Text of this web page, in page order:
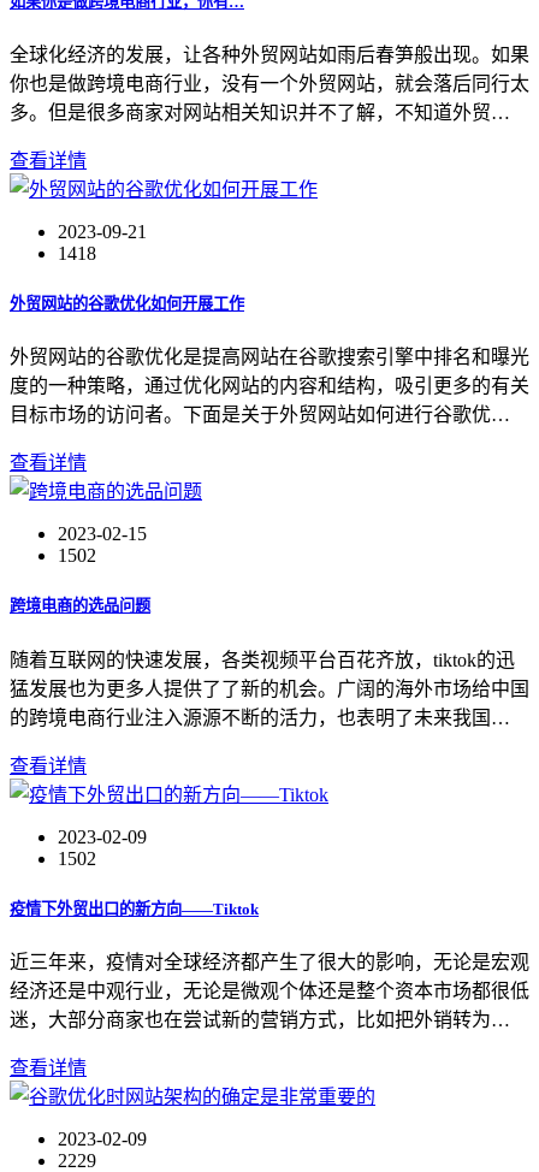
全球化经济的发展，让各种外贸网站如雨后春笋般出现。如果
你也是做跨境电商行业，没有一个外贸网站，就会落后同行太
多。但是很多商家对网站相关知识并不了解，不知道外贸…
查看详情
2023-09-21
1418
外贸网站的谷歌优化如何开展工作
外贸网站的谷歌优化是提高网站在谷歌搜索引擎中排名和曝光
度的一种策略，通过优化网站的内容和结构，吸引更多的有关
目标市场的访问者。下面是关于外贸网站如何进行谷歌优…
查看详情
2023-02-15
1502
跨境电商的选品问题
随着互联网的快速发展，各类视频平台百花齐放，tiktok的迅
猛发展也为更多人提供了了新的机会。广阔的海外市场给中国
的跨境电商行业注入源源不断的活力，也表明了未来我国…
查看详情
2023-02-09
1502
疫情下外贸出口的新方向——Tiktok
近三年来，疫情对全球经济都产生了很大的影响，无论是宏观
经济还是中观行业，无论是微观个体还是整个资本市场都很低
迷，大部分商家也在尝试新的营销方式，比如把外销转为…
查看详情
2023-02-09
2229